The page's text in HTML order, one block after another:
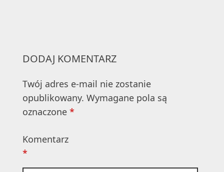
DODAJ KOMENTARZ
Twój adres e-mail nie zostanie
opublikowany. Wymagane pola są
oznaczone *
Komentarz
*